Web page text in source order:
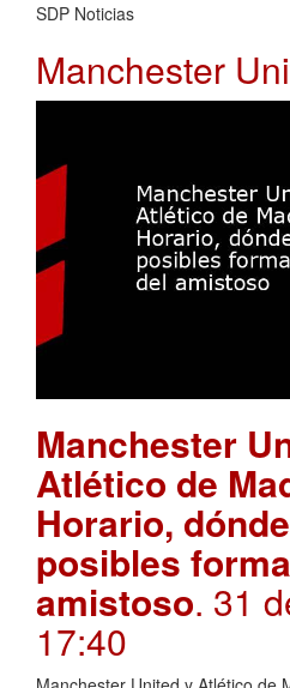
SDP Noticias
Manchester
Manchester
Atlético de
Horario,
posibles
amistoso. 31
17:40